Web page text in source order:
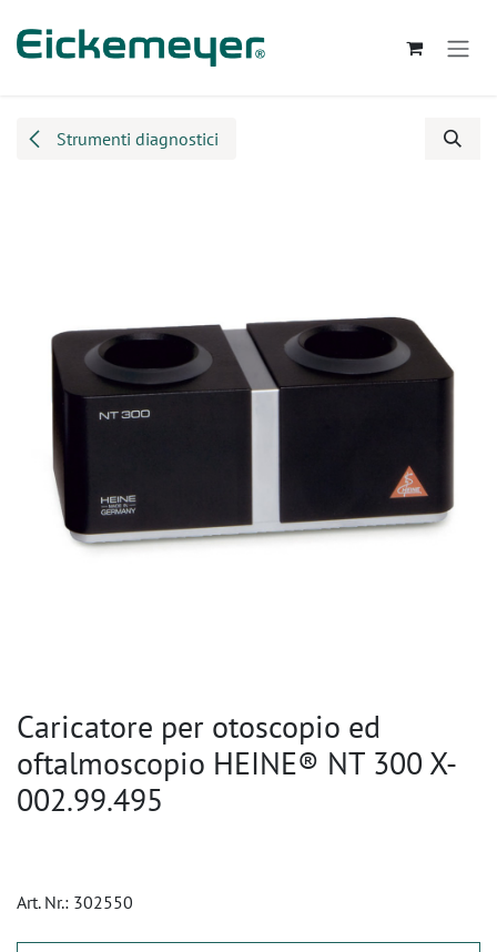
Strumenti diagnostici
Caricatore per otoscopio ed
oftalmoscopio HEINE® NT 300 X-
002.99.495
Art. Nr.: 302550